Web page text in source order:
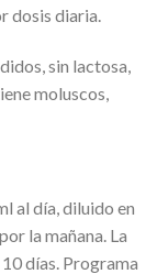
dosis diaria.
sin lactosa,
moluscos,
al día, diluido en
la mañana. La
días. Programa